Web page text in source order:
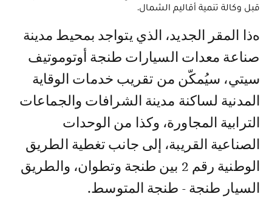
قبل وكالة تنمية أقاليم الشمال.
هذا المقر الجديد، الذي يتواجد بمحيط مدينة
صناعة معدات السيارات طنجة أوتوموتيف
سيتي، سيُمكّن من تقريب خدمات الوقاية
المدنية لساكنة مدينة الشرافات والجماعات
الترابية المجاورة، وكذا من الوحدات
الصناعية القريبة، إلى جانب تغطية الطريق
الوطنية رقم 2 بين طنجة وتطوان، والطريق
السيار طنجة - طنجة المتوسط.